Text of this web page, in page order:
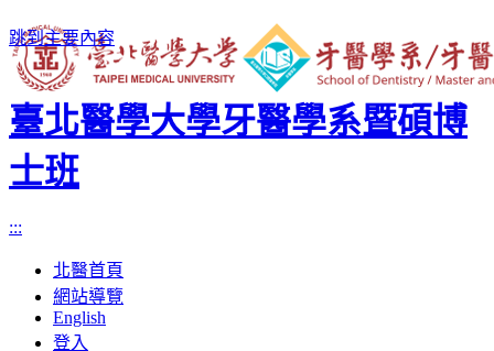
跳到主要內容
臺北醫學大學牙醫學系暨碩博
士班
:::
北醫首頁
網站導覽
English
登入